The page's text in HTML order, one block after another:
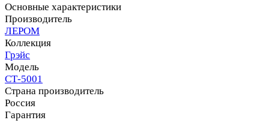
Основные характеристики
Производитель
ЛЕРОМ
Коллекция
Грэйс
Модель
СТ-5001
Страна производитель
Россия
Гарантия